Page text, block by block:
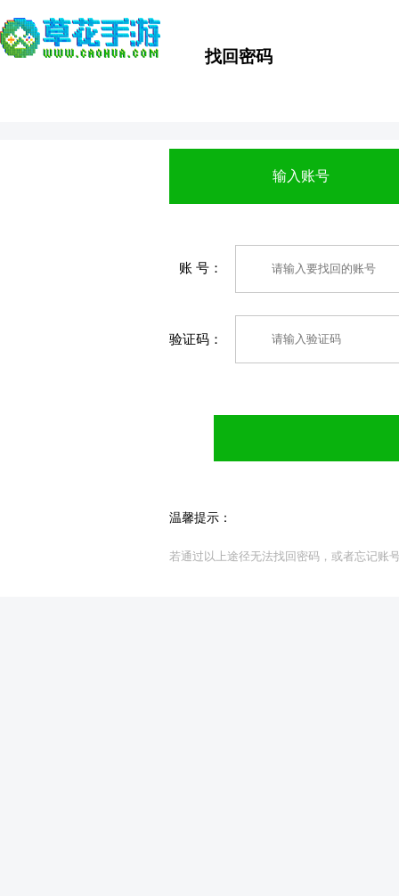
找回密码
输入账号
账 号：
验证码：
温馨提示：
若通过以上途径无法找回密码，或者忘记账